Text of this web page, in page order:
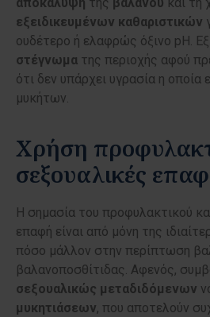
εξειδικευμένων καθαριστικών
ουδέτερο ή ελαφρώς όξινο pH.
στέγνωμα της περιοχής αφού
ότι δεν υπάρχει υγρασία η οποία
μυκήτων.
Χρήση
σεξουαλικές
Η σημασία του προφυλακτικού
επαφή είναι από μόνη της
πόσο μάλλον στην περίπτωση
βαλανοποσθίτιδας. Αφενός,
σεξουαλικώς μεταδιδόμενων
μυκητιάσεων, που αποτελούν